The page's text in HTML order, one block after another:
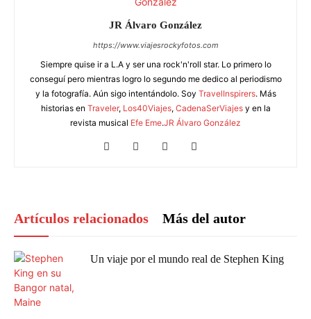
JR Álvaro González
https://www.viajesrockyfotos.com
Siempre quise ir a L.A y ser una rock'n'roll star. Lo primero lo
conseguí pero mientras logro lo segundo me dedico al periodismo
y la fotografía. Aún sigo intentándolo. Soy TravelInspirers. Más
historias en Traveler, Los40Viajes, CadenaSerViajesy en la
revista musical Efe Eme.JR Álvaro González
Artículos relacionados Más del autor
Un viaje por el mundo real de Stephen King